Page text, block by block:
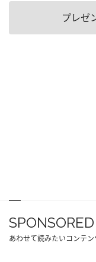
プレゼ
SPONSORED
あわせて読みたいコンテン